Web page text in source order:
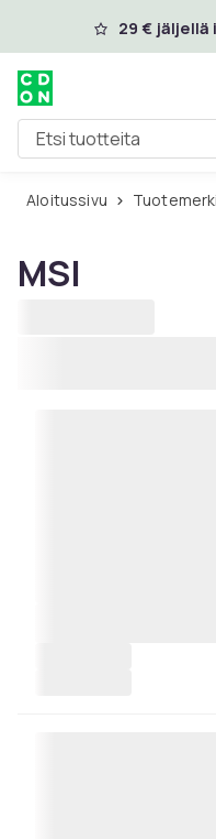
Ohita ja siirry
29 € jäljellä
Etsi tuotteita
Aloitussivu
MSI